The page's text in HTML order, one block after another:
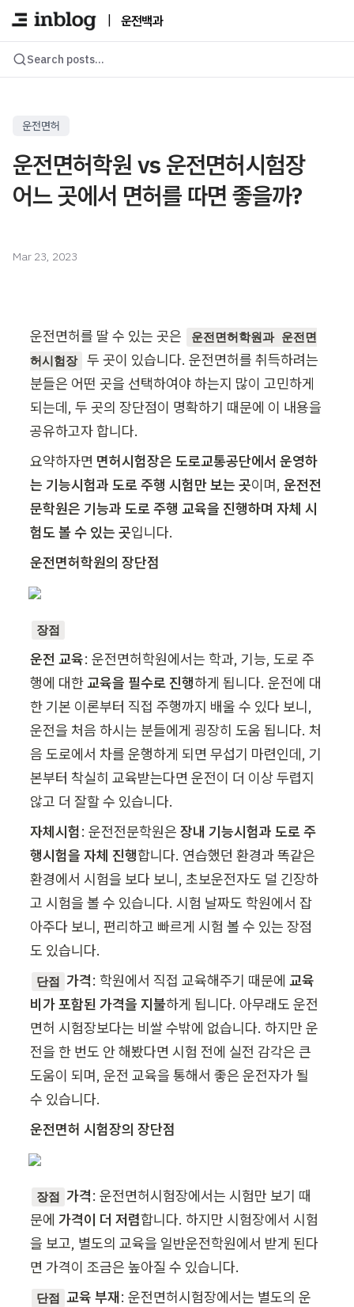
운전백과
Search posts...
운전면허
운전면허학원 vs 운전면허시험장
어느 곳에서 면허를 따면 좋을까?
Mar 23, 2023
운전면허를 딸 수 있는 곳은
운전면허학원과 운전면
허시험장
두 곳이 있습니다. 운전면허를 취득하려는
분들은 어떤 곳을 선택하여야 하는지 많이 고민하게
되는데, 두 곳의 장단점이 명확하기 때문에 이 내용을
공유하고자 합니다.
요약하자면 면허시험장은 도로교통공단에서 운영하
는 기능시험과 도로 주행 시험만 보는 곳이며, 운전전
문학원은 기능과 도로 주행 교육을 진행하며 자체 시
험도 볼 수 있는 곳입니다.
운전면허학원의 장단점
장점
운전 교육: 운전면허학원에서는 학과, 기능, 도로 주
행에 대한 교육을 필수로 진행하게 됩니다. 운전에 대
한 기본 이론부터 직접 주행까지 배울 수 있다 보니,
운전을 처음 하시는 분들에게 굉장히 도움 됩니다. 처
음 도로에서 차를 운행하게 되면 무섭기 마련인데, 기
본부터 착실히 교육받는다면 운전이 더 이상 두렵지
않고 더 잘할 수 있습니다.
자체시험 : 운전전문학원은 장내 기능시험과 도로 주
행시험을 자체 진행합니다. 연습했던 환경과 똑같은
환경에서 시험을 보다 보니, 초보운전자도 덜 긴장하
고 시험을 볼 수 있습니다. 시험 날짜도 학원에서 잡
아주다 보니, 편리하고 빠르게 시험 볼 수 있는 장점
도 있습니다.
단점 가격: 학원에서 직접 교육해주기 때문에 교육
비가 포함된 가격을 지불하게 됩니다. 아무래도 운전
면허 시험장보다는 비쌀 수밖에 없습니다. 하지만 운
전을 한 번도 안 해봤다면 시험 전에 실전 감각은 큰
도움이 되며, 운전 교육을 통해서 좋은 운전자가 될
수 있습니다.
운전면허 시험장의 장단점
장점 가격: 운전면허시험장에서는 시험만 보기 때
문에 가격이 더 저렴합니다. 하지만 시험장에서 시험
을 보고, 별도의 교육을 일반운전학원에서 받게 된다
면 가격이 조금은 높아질 수 있습니다.
단점 교육 부재: 운전면허시험장에서는 별도의 운